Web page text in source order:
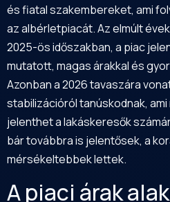
és fiatal szakembereket, ami
az albérletpiacát. Az elmúlt
2025-ös időszakban, a piac
mutatott, magas árakkal és
Azonban a 2026 tavaszára
stabilizációról tanúskodnak,
jelenthet a lakáskeresők
bár továbbra is jelentősek, a
mérsékeltebbek lettek.
A piaci árak